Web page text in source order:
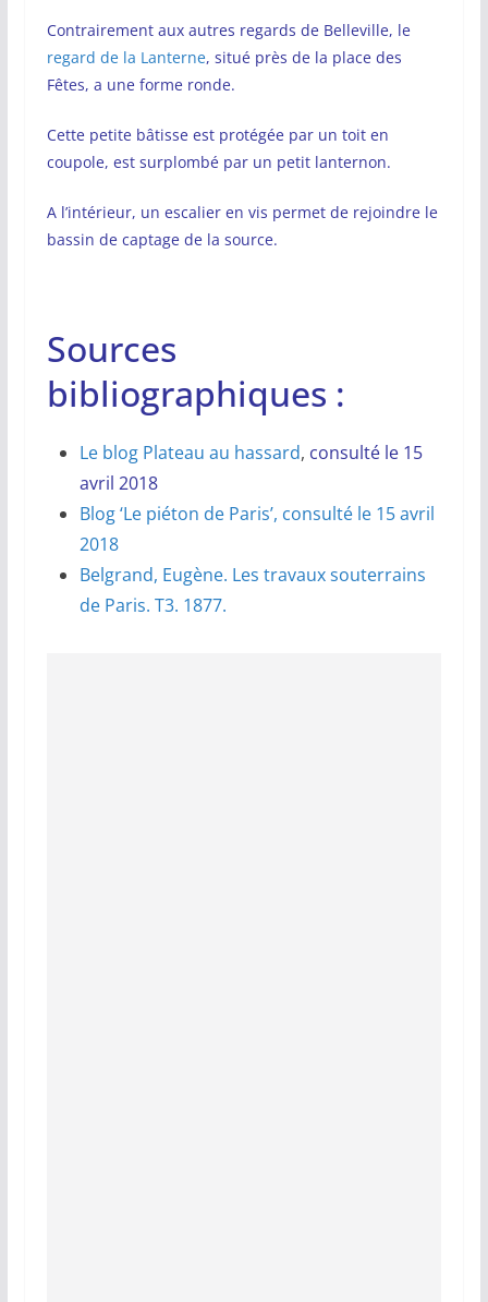
Contrairement aux autres regards de Belleville, le
regard de la Lanterne, situé près de la place des
Fêtes, a une forme ronde.
Cette petite bâtisse est protégée par un toit en
coupole, est surplombé par un petit lanternon.
A l’intérieur, un escalier en vis permet de rejoindre le
bassin de captage de la source.
Sources
bibliographiques :
Le blog Plateau au hassard, consulté le 15
avril 2018
Blog ‘Le piéton de Paris’, consulté le 15 avril
2018
Belgrand, Eugène. Les travaux souterrains
de Paris. T3. 1877.